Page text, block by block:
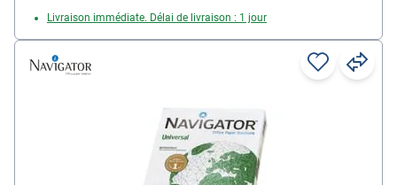
Livraison immédiate. Délai de livraison : 1 jour